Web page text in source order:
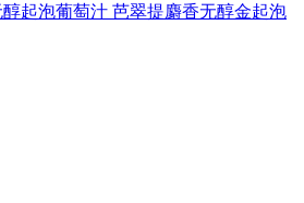
醇起泡葡萄汁 芭翠提麝香无醇金起泡